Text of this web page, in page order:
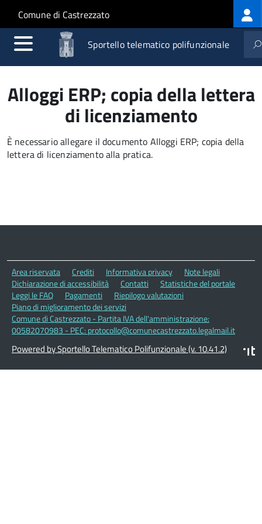
Salta al contenuto principale
Skip to site navigation
Comune di Castrezzato
Sportello telematico polifunzionale
Alloggi ERP; copia della lettera
di licenziamento
È necessario allegare il documento Alloggi ERP; copia della
lettera di licenziamento alla pratica.
Area riservata Crediti Informativa privacy
Note legali
Dichiarazione di accessibilità
Contatti
Statistiche del portale
Leggi le FAQ
Pagamenti
Riepilogo valutazioni
Piano di miglioramento dei servizi
Comune di Castrezzato - Partita IVA dell'amministrazione:
00582070983 - PEC: protocollo@comunecastrezzato.legalmail.it
Powered by Sportello Telematico Polifunzionale (v. 10.41.2)